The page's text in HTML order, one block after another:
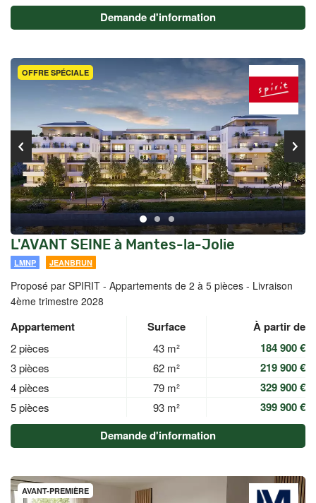
Demande d'information
OFFRE SPÉCIALE
L'AVANT SEINE à Mantes-la-Jolie
LMNP JEANBRUN
Proposé par SPIRIT - Appartements de 2 à 5 pièces - Livraison
4ème trimestre 2028
Appartement Surface À partir de
2 pièces 43 m² 184 900 €
3 pièces 62 m² 219 900 €
4 pièces 79 m² 329 900 €
5 pièces 93 m²
399 900 €
Demande d'information
AVANT-PREMIÈRE